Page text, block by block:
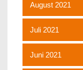
August 2021
Juli 2021
Juni 2021